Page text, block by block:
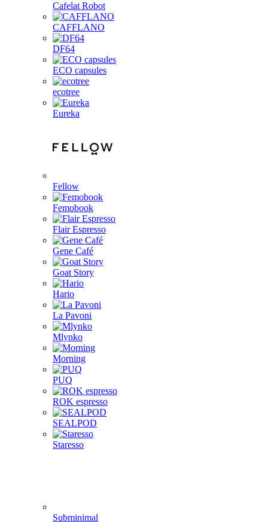
Cafelat Robot
CAFFLANO
DF64
ECO capsules
ecotree
Eureka
Fellow
Femobook
Flair Espresso
Gene Café
Goat Story
Hario
La Pavoni
Mlynko
Morning
PUQ
ROK espresso
SEALPOD
Staresso
Subminimal